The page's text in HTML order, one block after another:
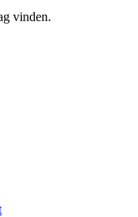
vinden.